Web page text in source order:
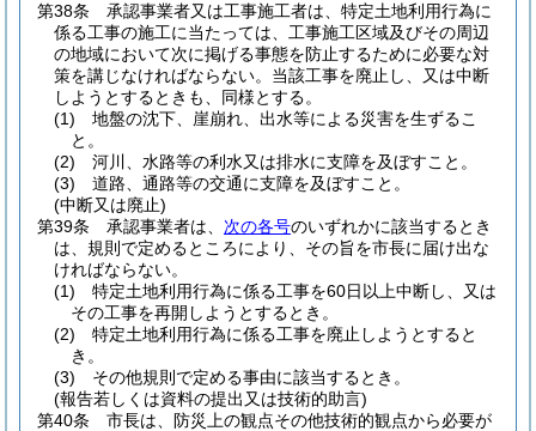
第38条
承認事業者又は工事施工者は、特定土地利用行為に
係る工事の施工に当たっては、工事施工区域及びその周辺
の地域において次に掲げる事態を防止するために必要な対
策を講じなければならない。 当該工事を廃止し、又は中断
しようとするときも、同様とする。
(1)
地盤の沈下、崖崩れ、出水等による災害を生ずるこ
と。
(2)
河川、水路等の利水又は排水に支障を及ぼすこと。
(3)
道路、通路等の交通に支障を及ぼすこと。
(中断又は廃止)
第39条
承認事業者は、 次の各号のいずれかに該当するとき
は、規則で定めるところにより、その旨を市長に届け出な
ければならない。
(1)
特定土地利用行為に係る工事を60日以上中断し、又は
その工事を再開しようとするとき。
(2)
特定土地利用行為に係る工事を廃止しようとすると
き。
(3)
その他規則で定める事由に該当するとき。
(報告若しくは資料の提出又は技術的助言)
第40条
市長は、防災上の観点その他技術的観点から必要が